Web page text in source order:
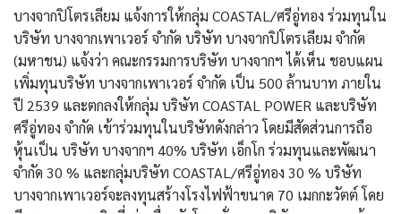
บางจากปิโตรเลียม แจ้งการให้กลุ่ม COASTAL/ศรีอู่ทอง ร่วมทุนใน
บริษัท บางจากเพาเวอร์ จำกัด บริษัท บางจากปิโตรเลียม จำกัด
(มหาชน) แจ้งว่า คณะกรรมการบริษัท บางจากฯ ได้เห็น ชอบแผน
เพิ่มทุนบริษัท บางจากเพาเวอร์ จำกัด เป็น 500 ล้านบาท ภายใน
ปี 2539 และตกลงให้กลุ่ม บริษัท COASTAL POWER และบริษัท
ศรีอู่ทอง จำกัด เข้าร่วมทุนในบริษัทดังกล่าว โดยมีสัดส่วนการถือ
หุ้นเป็น บริษัท บางจากฯ 40% บริษัท เอ็กโก ร่วมทุนและพัฒนา
จำกัด 30 % และกลุ่มบริษัท COASTAL/ศรีอู่ทอง 30 % บริษัท
บางจากเพาเวอร์จะลงทุนสร้างโรงไฟฟ้าขนาด 70 เมกกะวัตต์ โดย